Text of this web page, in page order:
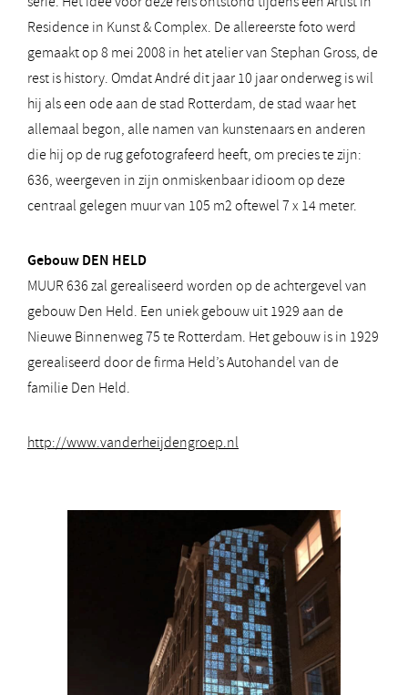
Residence in Kunst & Complex. De allereerste foto werd
gemaakt op 8 mei 2008 in het atelier van Stephan Gross, de
rest is history. Omdat André dit jaar 10 jaar onderweg is wil
hij als een ode aan de stad Rotterdam, de stad waar het
allemaal begon, alle namen van kunstenaars en anderen
die hij op de rug gefotografeerd heeft, om precies te zijn:
636, weergeven in zijn onmiskenbaar idioom op deze
centraal gelegen muur van 105 m2 oftewel 7 x 14 meter.
Gebouw DEN HELD
MUUR 636 zal gerealiseerd worden op de achtergevel van
gebouw Den Held. Een uniek gebouw uit 1929 aan de
Nieuwe Binnenweg 75 te Rotterdam. Het gebouw is in 1929
gerealiseerd door de firma Held’s Autohandel van de
familie Den Held.
http://www.vanderheijdengroep.nl